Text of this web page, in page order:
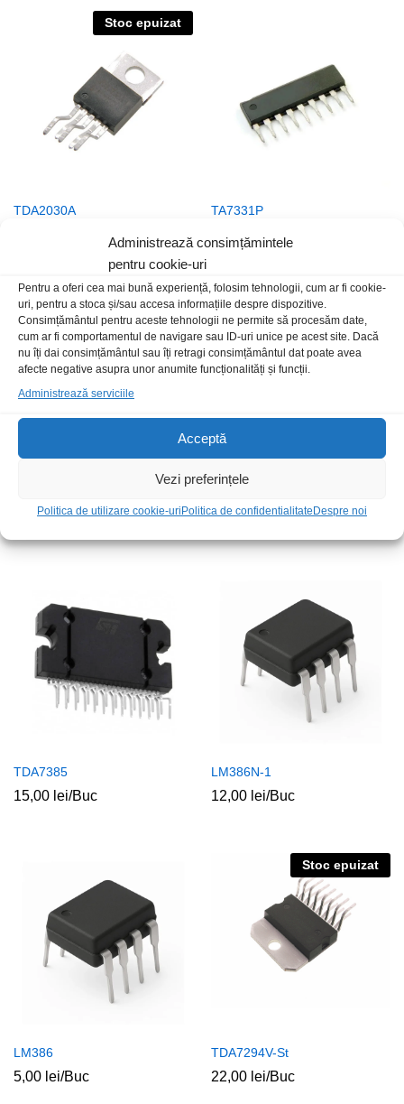
Administrează consimțămintele
pentru cookie-uri
Pentru a oferi cea mai bună experiență, folosim tehnologii, cum ar fi cookie-
uri, pentru a stoca și/sau accesa informațiile despre dispozitive.
Consimțământul pentru aceste tehnologii ne permite să procesăm date,
cum ar fi comportamentul de navigare sau ID-uri unice pe acest site. Dacă
nu îți dai consimțământul sau îți retragi consimțământul dat poate avea
afecte negative asupra unor anumite funcționalități și funcții.
Administrează serviciile
Acceptă
Vezi preferințele
Politica de utilizare cookie-uri Politica de confidentialitate Despre noi
Stoc epuizat
TDA2030A TA7331P
5,00 lei /Buc
15,00lei/Buc
TDA2822D SMD
18,00lei/Buc
TDA7385
15,00 lei/Buc
LM386N-1
12,00 lei/Buc
LM386
5,00 lei/Buc
Stoc epuizat
TDA7294V-St
22,00 lei/Buc